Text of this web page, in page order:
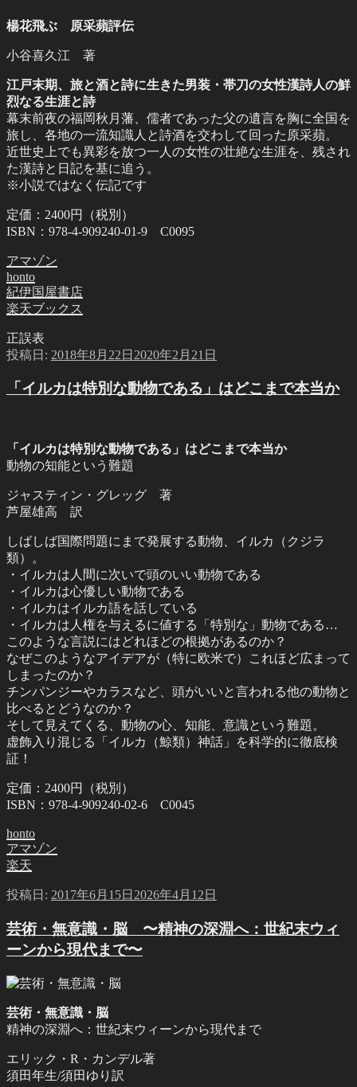
楊花飛ぶ 原采蘋評伝
小谷喜久江 著
江戸末期、旅と酒と詩に生きた男装・帯刀の女性漢詩人の鮮
烈なる生涯と詩
幕末前夜の福岡秋月藩、儒者であった父の遺言を胸に全国を
旅し、各地の一流知識人と詩酒を交わして回った原采蘋。
近世史上でも異彩を放つ一人の女性の壮絶な生涯を、残され
た漢詩と日記を基に追う。
※小説ではなく伝記です
定価：2400円（税別）
ISBN：978-4-909240-01-9 C0095
アマゾン
honto
紀伊国屋書店
楽天ブックス
正誤表
投稿日: 2018年8月22日 2020年2月21日
「イルカは特別な動物である」はどこまで本当か
「イルカは特別な動物である」はどこまで本当か
動物の知能という難題
ジャスティン・グレッグ 著
芦屋雄高 訳
しばしば国際問題にまで発展する動物、イルカ（クジラ
類）。
・イルカは人間に次いで頭のいい動物である
・イルカは心優しい動物である
・イルカはイルカ語を話している
・イルカは人権を与えるに値する「特別な」動物である…
このような言説にはどれほどの根拠があるのか？
なぜこのようなアイデアが（特に欧米で）これほど広まって
しまったのか？
チンパンジーやカラスなど、頭がいいと言われる他の動物と
比べるとどうなのか？
そして見えてくる、動物の心、知能、意識という難題。
虚飾入り混じる「イルカ（鯨類）神話」を科学的に徹底検
証！
定価：2400円（税別）
ISBN：978-4-909240-02-6 C0045
honto
アマゾン
楽天
投稿日: 2017年6月15日 2026年4月12日
芸術・無意識・脳 〜精神の深淵へ：世紀末ウィ
ーンから現代まで〜
芸術・無意識・脳
精神の深淵へ：世紀末ウィーンから現代まで
エリック・R・カンデル著
須田年生/須田ゆり訳